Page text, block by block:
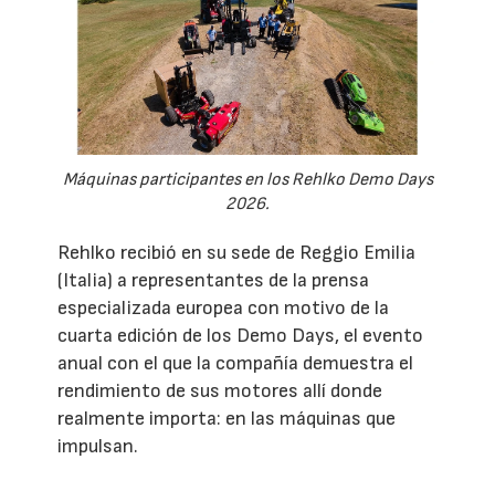
Máquinas participantes en los Rehlko Demo Days
2026.
Rehlko recibió en su sede de Reggio Emilia
(Italia) a representantes de la prensa
especializada europea con motivo de la
cuarta edición de los Demo Days, el evento
anual con el que la compañía demuestra el
rendimiento de sus motores allí donde
realmente importa: en las máquinas que
impulsan.